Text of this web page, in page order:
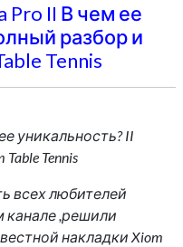
Pro II В чем ее
разбор и
Tennis
уникальность? II
Tennis
всех любителей
канале ,решили
накладки Xiom